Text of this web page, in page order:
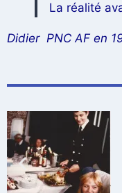
La réalité
Didier PNC AF en